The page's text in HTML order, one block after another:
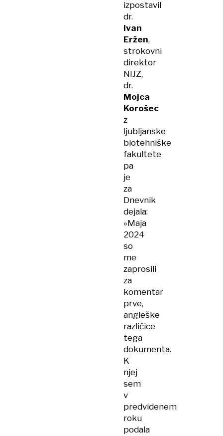
izpostavil
dr.
Ivan
Eržen,
strokovni
direktor
NIJZ,
dr.
Mojca
Korošec
z
ljubljanske
biotehniške
fakultete
pa
je
za
Dnevnik
dejala:
»Maja
2024
so
me
zaprosili
za
komentar
prve,
angleške
različice
tega
dokumenta.
K
njej
sem
v
predvidenem
roku
podala